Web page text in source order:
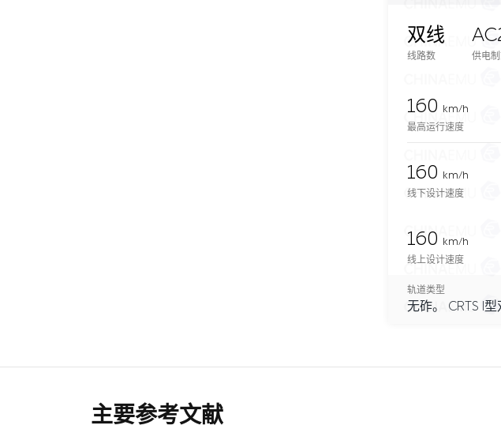
双线
线路数
供电
160 km/h
最高运行速度
160 km/h
线下设计速度
160 km/h
线上设计速度
轨道类型
无砟。 CRTS I型
主要参考文献